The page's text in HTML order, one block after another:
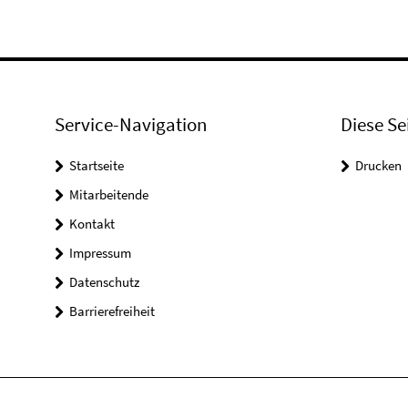
Service-Navigation
Startseite
Mitarbeitende
Kontakt
Impressum
Datenschutz
Barrierefreiheit
Diese
Drucken